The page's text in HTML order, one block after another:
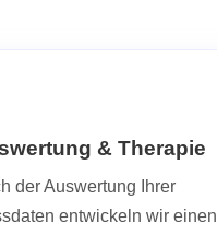
& Therapie
der Auswertung Ihrer
entwickeln wir einen